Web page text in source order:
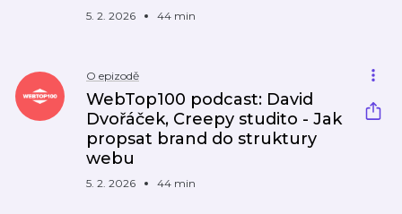
5. 2. 2026 44 min
O epizodě
WebTop100 podcast: David
Dvořáček, Creepy studito - Jak
propsat brand do struktury
webu
5. 2. 2026 44 min